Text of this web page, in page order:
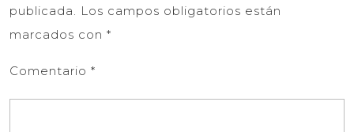
publicada. Los campos obligatorios están
marcados con *
Comentario *